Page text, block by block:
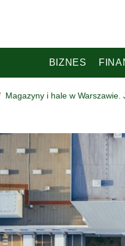
BIZNES
Magazyny i hale w Warszawie.